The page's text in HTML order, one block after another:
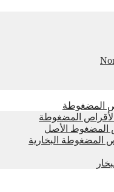
المضغوطة
المضغوطة
المضغوط الأصل
المضغوطة البخارية